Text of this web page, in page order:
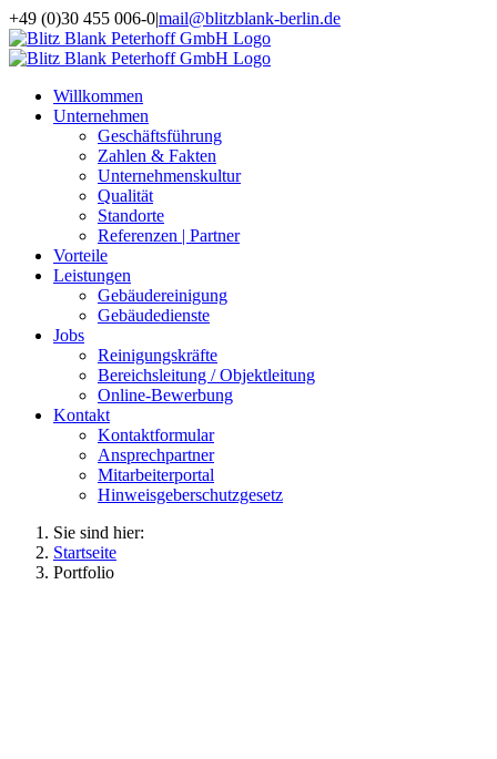
Zum
Inhalt
springen
+49 (0)30 455 006-0|mail@blitzblank-berlin.de
Willkommen
Unternehmen
Geschäftsführung
Zahlen & Fakten
Unternehmenskultur
Qualität
Standorte
Referenzen | Partner
Vorteile
Leistungen
Gebäudereinigung
Gebäudedienste
Jobs
Reinigungskräfte
Bereichsleitung / Objektleitung
Online-Bewerbung
Kontakt
Kontaktformular
Ansprechpartner
Mitarbeiterportal
Hinweisgeberschutzgesetz
Sie sind hier:
Startseite
Portfolio